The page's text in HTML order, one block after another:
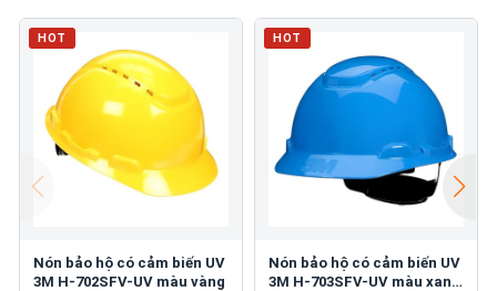
HOT
Nón bảo hộ có cảm biến UV
3M H-702SFV-UV màu vàng
HOT
Nón bảo hộ có cảm biến UV
3M H-703SFV-UV màu xanh